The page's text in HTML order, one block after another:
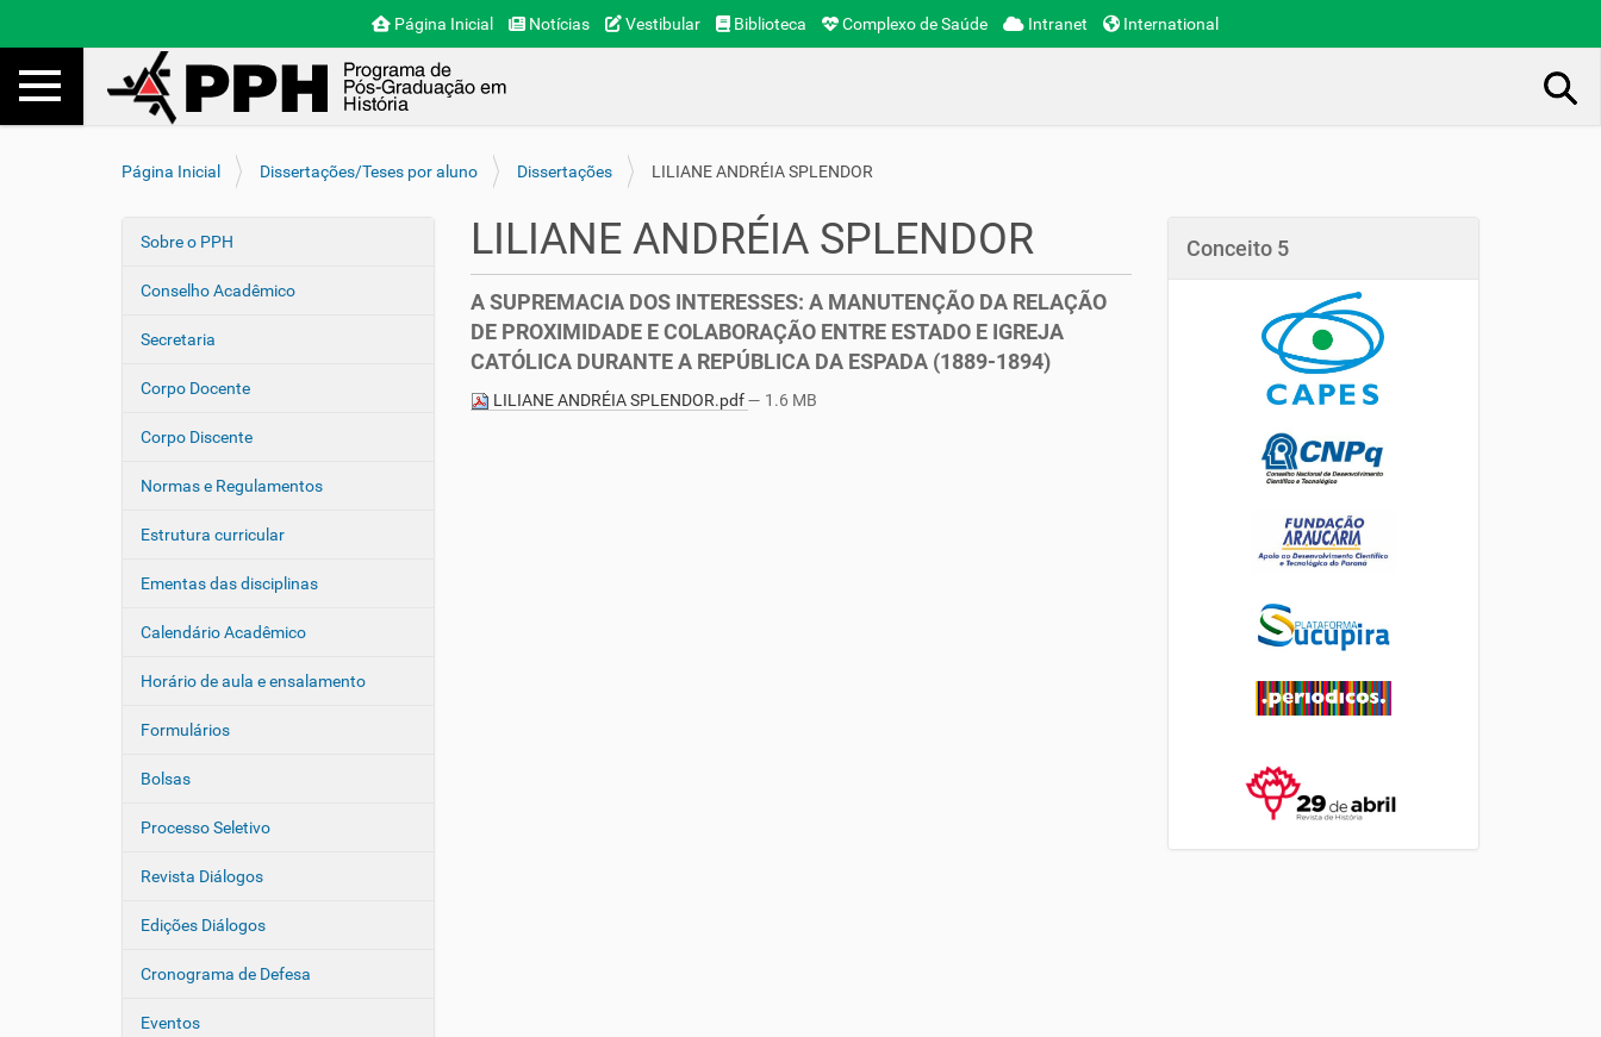
Página Inicial Notícias Vestibular Biblioteca Complexo de Saúde Intranet International
Toggle navigation Busca
V
Página Inicial Dissertações/Teses por aluno Dissertações LILIANE ANDRÉIA SPLENDOR
N
e
a
ç
o
Sobre o PPH
Conselho Acadêmico
Secretaria
Corpo Docente
Corpo Discente
Normas e Regulamentos
Estrutura curricular
Ementas das disciplinas
Calendário Acadêmico
Horário de aula e ensalamento
Formulários
Bolsas
Processo Seletivo
Revista Diálogos
Edições Diálogos
Cronograma de Defesa
Eventos
LILIANE ANDRÉIA SPLENDOR
A SUPREMACIA DOS INTERESSES: A MANUTENÇÃO DA RELAÇÃO
DE PROXIMIDADE E COLABORAÇÃO ENTRE ESTADO E IGREJA
CATÓLICA DURANTE A REPÚBLICA DA ESPADA (1889-1894)
LILIANE ANDRÉIA SPLENDOR.pdf— 1.6 MB
Conceito 5